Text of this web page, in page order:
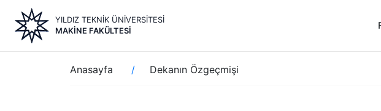
içeriğe
YILDIZ TEKNİK ÜNİVERSİTESİ
MAKİNE FAKÜLTESİ
Sayfa
yolu
Anasayfa Dekanın Özgeçmişi